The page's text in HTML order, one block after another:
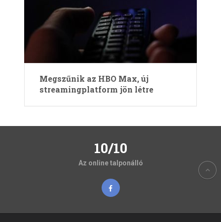
Megszűnik az HBO Max, új
streamingplatform jön létre
10/10
Az online talponálló